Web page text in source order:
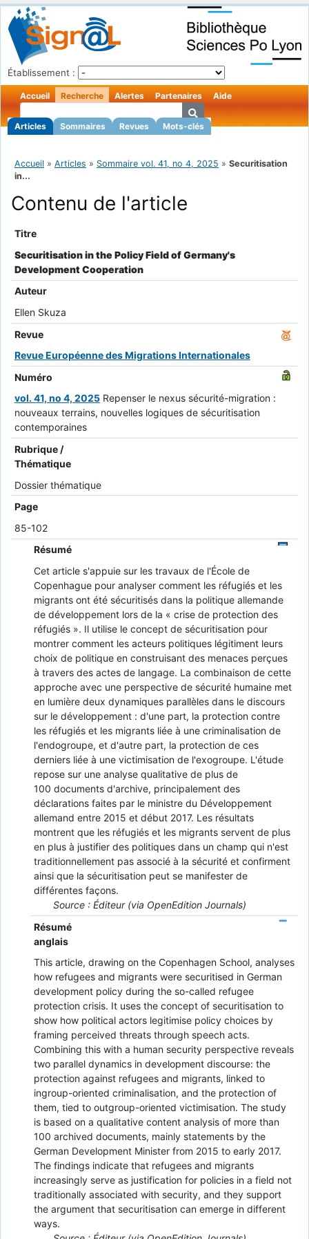
Établissement :
Accueil Recherche
Articles Sommaires Revues Mots-clés
Alertes Partenaires Aide
Accueil » Articles » Sommaire vol. 41, no 4, 2025 » Securitisation
in...
Contenu de l'article
Titre
Securitisation in the Policy Field of Germany's
Development Cooperation
Auteur
Ellen Skuza
Revue
Revue Européenne des Migrations Internationales
Numéro
vol. 41, no 4, 2025 Repenser le nexus sécurité-migration :
nouveaux terrains, nouvelles logiques de sécuritisation
contemporaines
Rubrique /
Thématique
Dossier thématique
Page
85-102
Résumé
Cet article s'appuie sur les travaux de l'École de
Copenhague pour analyser comment les réfugiés et les
migrants ont été sécuritisés dans la politique allemande
de développement lors de la « crise de protection des
réfugiés ». Il utilise le concept de sécuritisation pour
montrer comment les acteurs politiques légitiment leurs
choix de politique en construisant des menaces perçues
à travers des actes de langage. La combinaison de cette
approche avec une perspective de sécurité humaine met
en lumière deux dynamiques parallèles dans le discours
sur le développement : d'une part, la protection contre
les réfugiés et les migrants liée à une criminalisation de
l'endogroupe, et d'autre part, la protection de ces
derniers liée à une victimisation de l'exogroupe. L'étude
repose sur une analyse qualitative de plus de
100 documents d'archive, principalement des
déclarations faites par le ministre du Développement
allemand entre 2015 et début 2017. Les résultats
montrent que les réfugiés et les migrants servent de plus
en plus à justifier des politiques dans un champ qui n'est
traditionnellement pas associé à la sécurité et confirment
ainsi que la sécuritisation peut se manifester de
différentes façons.
Source : Éditeur (via OpenEdition Journals)
Résumé
anglais
This article, drawing on the Copenhagen School, analyses
how refugees and migrants were securitised in German
development policy during the so-called refugee
protection crisis. It uses the concept of securitisation to
show how political actors legitimise policy choices by
framing perceived threats through speech acts.
Combining this with a human security perspective reveals
two parallel dynamics in development discourse: the
protection against refugees and migrants, linked to
ingroup-oriented criminalisation, and the protection of
them, tied to outgroup-oriented victimisation. The study
is based on a qualitative content analysis of more than
100 archived documents, mainly statements by the
German Development Minister from 2015 to early 2017.
The findings indicate that refugees and migrants
increasingly serve as justification for policies in a field not
traditionally associated with security, and they support
the argument that securitisation can emerge in different
ways.